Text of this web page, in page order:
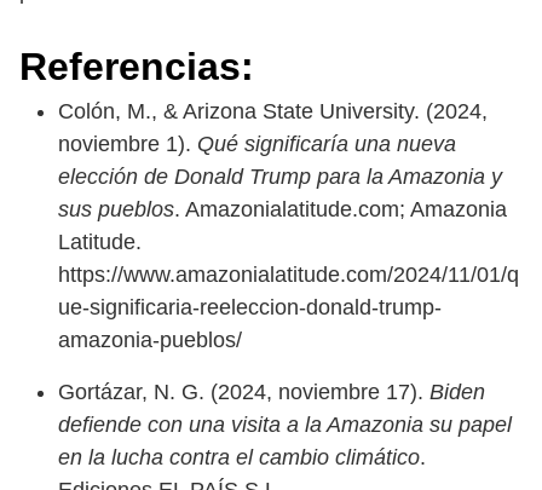
Referencias:
Colón, M., & Arizona State University. (2024,
noviembre 1). Qué significaría una nueva
elección de Donald Trump para la Amazonia y
sus pueblos. Amazonialatitude.com; Amazonia
Latitude.
https://www.amazonialatitude.com/2024/11/01/q
ue-significaria-reeleccion-donald-trump-
amazonia-pueblos/
Gortázar, N. G. (2024, noviembre 17). Biden
defiende con una visita a la Amazonia su papel
en la lucha contra el cambio climático.